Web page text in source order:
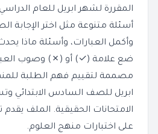
أسئلة متنوعة مثل اختر الإجابة
وأكمل العبارات، وأسئلة ماذا
ضع علامة (✓) أو (✗) وصوب
مصممة لتقييم فهم الطلبة
ابريل للصف السادس الابتدائي
الامتحانات الحقيقية. الملف يقدم
على اختبارات منهج العلوم.